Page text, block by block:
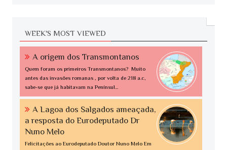
WEEK'S MOST VIEWED
A origem dos Transmontanos
Quem foram os primeiros Transmontanos? Muito
antes das invasões romanas , por volta de 218 a.c,
sabe-se que já habitavam na Penínsul...
A Lagoa dos Salgados ameaçada,
a resposta do Eurodeputado Dr
Nuno Melo
Felicitações ao Eurodeputado Doutor Nuno Melo Em